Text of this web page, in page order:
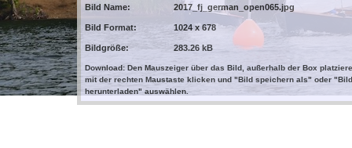
Bild Name: 2017_fj_german_open065.jpg
Bild Format: 1024 x 678
Bildgröße: 283.26 kB
Download: Den Mauszeiger über das Bild, außerhalb der Box
mit der rechten Maustaste klicken und "Bild speichern als" oder "Bild
herunterladen" auswählen.